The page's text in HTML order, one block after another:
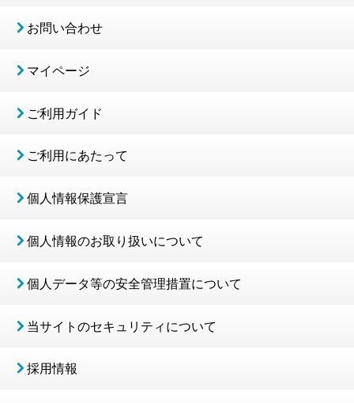
お問い合わせ
マイページ
ご利用ガイド
ご利用にあたって
個人情報保護宣言
個人情報のお取り扱いについて
個人データ等の安全管理措置について
当サイトのセキュリティについて
採用情報